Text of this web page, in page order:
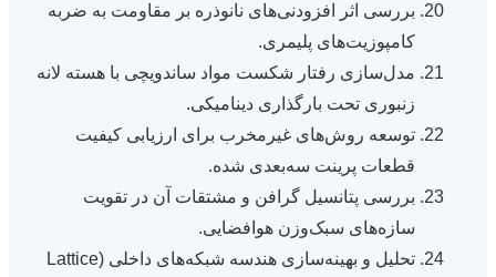
بررسی اثر افزودنی‌های نانوذره بر مقاومت به ضربه
کامپوزیت‌های پلیمری.
مدل‌سازی رفتار شکست مواد ساندویچی با هسته لانه
زنبوری تحت بارگذاری دینامیکی.
توسعه روش‌های غیرمخرب برای ارزیابی کیفیت
قطعات پرینت سه‌بعدی شده.
بررسی پتانسیل گرافن و مشتقات آن در تقویت
سازه‌های سبک‌وزن هوافضایی.
تحلیل و بهینه‌سازی هندسه شبکه‌های داخلی (Lattice